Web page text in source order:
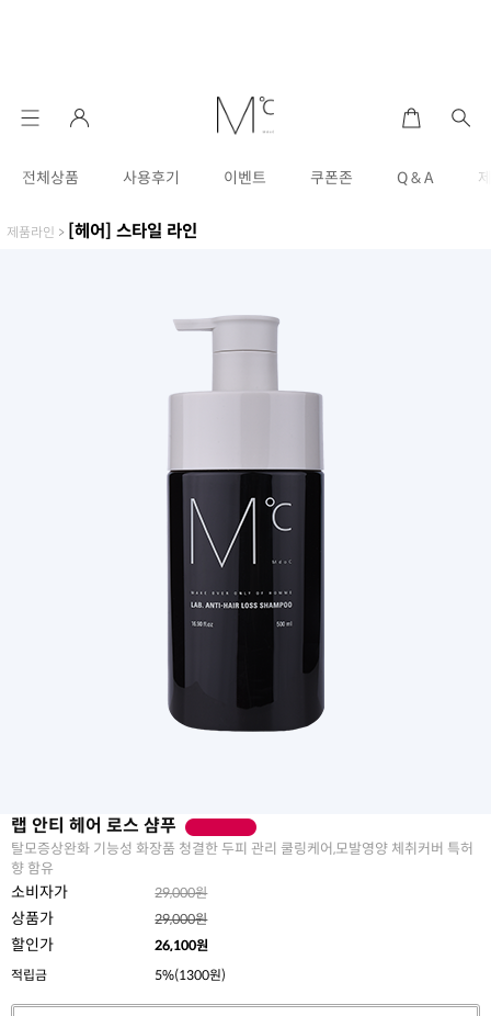
전체상품 사용후기 이벤트 쿠폰존 Q & A
제품라인 > [헤어] 스타일 라인
랩 안티 헤어 로스 샴푸
탈모증상완화 기능성 화장품 청결한 두피 관리 쿨링케어,모발영양 체취커버 특허
향 함유
소비자가 29,000원
상품가 29,000원
할인가 26,100원
적립금
5%(1300원)